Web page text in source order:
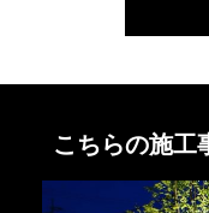
こちらの施工